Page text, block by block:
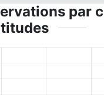
par